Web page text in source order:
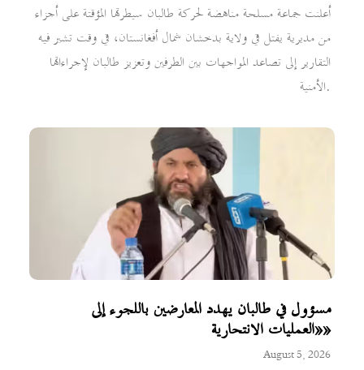
أعلنت جماعة مسلحة مناهضة لحركة طالبان سيطرتها المؤقتة على أجزاء
من مديرية يفتل في ولاية بدخشان شمال أفغانستان، في وقت تشير فيه
التقارير إلى تصاعد المواجهات بين الطرفين وتعزيز طالبان لإجراءاتها
الأمنية.
مسؤول في طالبان يهدد المعارضين باللجوء إلى
«العمليات الانتحارية»
August 5, 2026